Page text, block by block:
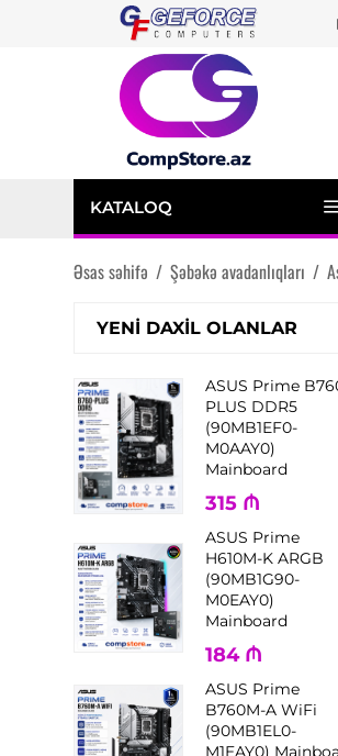
KATALOQ
Əsas səhifə / Şəbəkə avadanlıqları /
YENI DAXIL OLANLAR
ASUS Prime
PLUS DDR5
(90MB1EF0-
M0AAY0)
Mainboard
315 ₼
ASUS Prime
H610M-K ARGB
(90MB1G90-
M0EAY0)
Mainboard
184 ₼
ASUS Prime
B760M-A WiFi
(90MB1EL0-
M1EAY0)